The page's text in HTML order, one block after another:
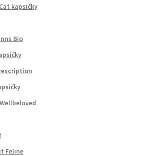
kapsičky
Bio
Feline